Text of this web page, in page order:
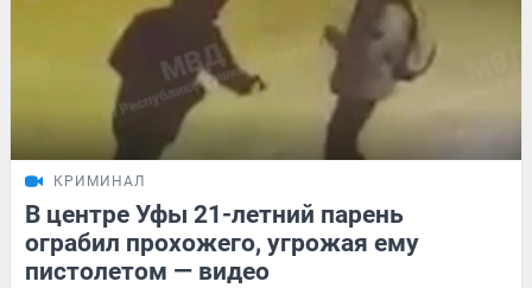
КРИМИНАЛ
В центре Уфы 21-летний парень
ограбил прохожего, угрожая ему
пистолетом — видео